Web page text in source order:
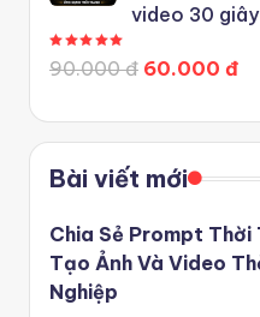
video 30
90.000 đ 60.000 đ
Bài viết mới
Chia Sẻ Prompt
Tạo Ảnh Và Video
Nghiệp